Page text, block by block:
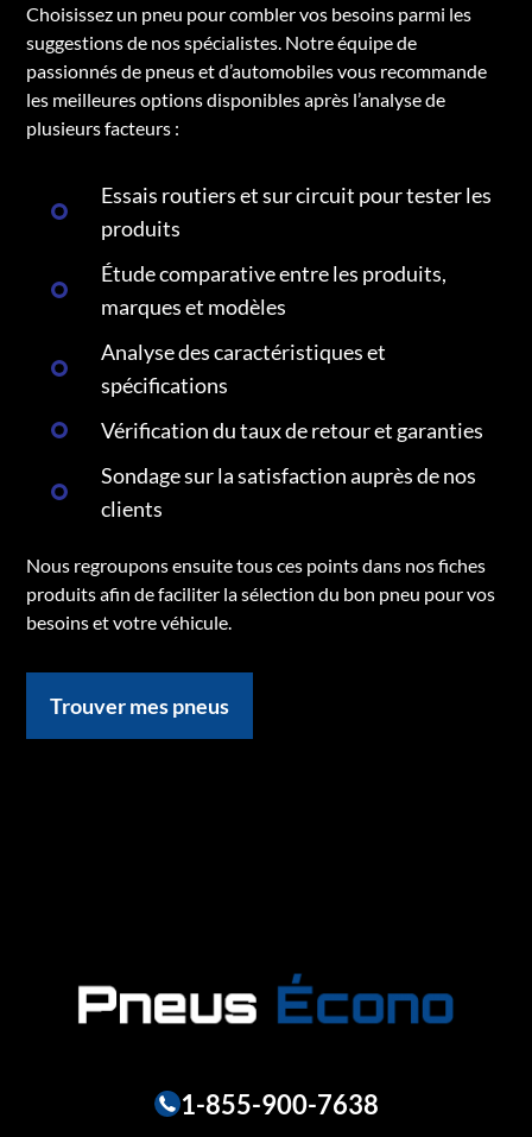
Choisissez un pneu pour combler vos besoins parmi les
suggestions de nos spécialistes. Notre équipe de
passionnés de pneus et d’automobiles vous recommande
les meilleures options disponibles après l’analyse de
plusieurs facteurs :
Essais routiers et sur circuit pour tester les
produits
Étude comparative entre les produits,
marques et modèles
Analyse des caractéristiques et
spécifications
Vérification du taux de retour et garanties
Sondage sur la satisfaction auprès de nos
clients
Nous regroupons ensuite tous ces points dans nos fiches
produits afin de faciliter la sélection du bon pneu pour vos
besoins et votre véhicule.
Trouver mes pneus
1-855-900-7638